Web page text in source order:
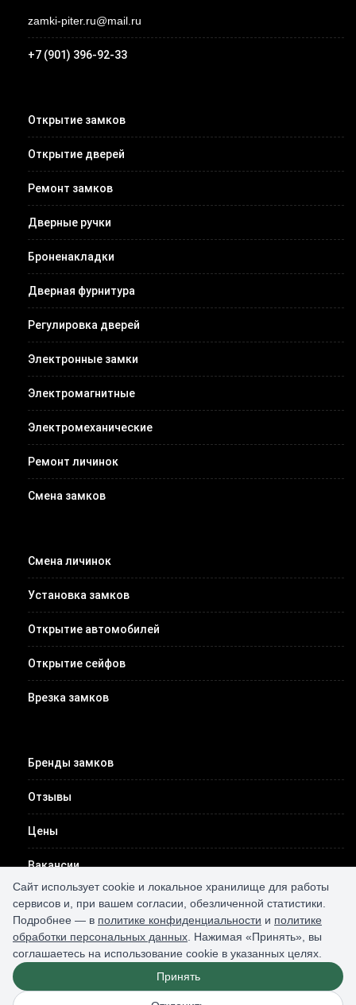
zamki-piter.ru@mail.ru
+7 (901) 396-92-33
Открытие замков
Открытие дверей
Ремонт замков
Дверные ручки
Броненакладки
Дверная фурнитура
Регулировка дверей
Электронные замки
Электромагнитные
Электромеханические
Ремонт личинок
Смена замков
Смена личинок
Установка замков
Открытие автомобилей
Открытие сейфов
Врезка замков
Бренды замков
Отзывы
Цены
Вакансии
Контакты
2026 © Все права защищены /карта сайта
персональные данные
Сайт использует cookie и локальное хранилище для работы
сервисов и, при вашем согласии, обезличенной статистики.
Подробнее — в политике конфиденциальности и политике
обработки персональных данных . Нажимая «Принять», вы
соглашаетесь на использование cookie в указанных целях.
Принять